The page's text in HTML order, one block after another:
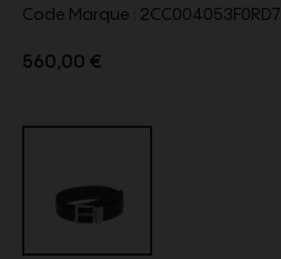
Code Marque : 2CC004053F0RD7
560,00 €